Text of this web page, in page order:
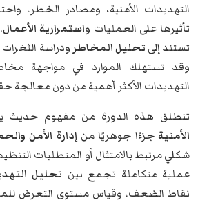
التهديدات الأمنية، ومصادر الخطر،
تأثيرها على العمليات واستمرارية الأعمال
تستند إلى تحليل المخاطر ودراسة
وقد تستهلك الموارد في مواجهة
التهديدات الأكثر أهمية من دون معالجة
تنطلق هذه الدورة من مفهوم حديث
الأمنيةجزءًا جوهريًا من إدارة الأمن
شكلي مرتبط بالامتثال أو المتطلبات
عملية متكاملة تجمع بين تحليل
نقاط الضعف، وقياس مستوى التعرض